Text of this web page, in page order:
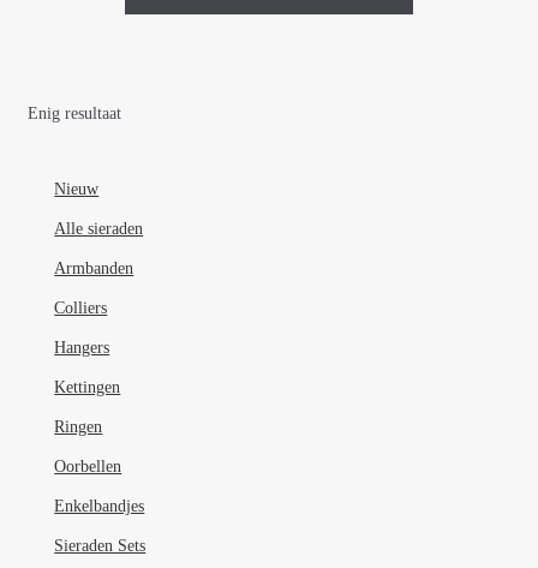
€19.00. €10.00.
Enig resultaat
Nieuw
Alle sieraden
Armbanden
Colliers
Hangers
Kettingen
Ringen
Oorbellen
Enkelbandjes
Sieraden Sets